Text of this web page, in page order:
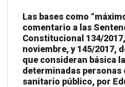
Las bases como
comentario a las
Constitucional 134/
noviembre, y 145/2017,
que consideran básica
determinadas personas
sanitario público, por